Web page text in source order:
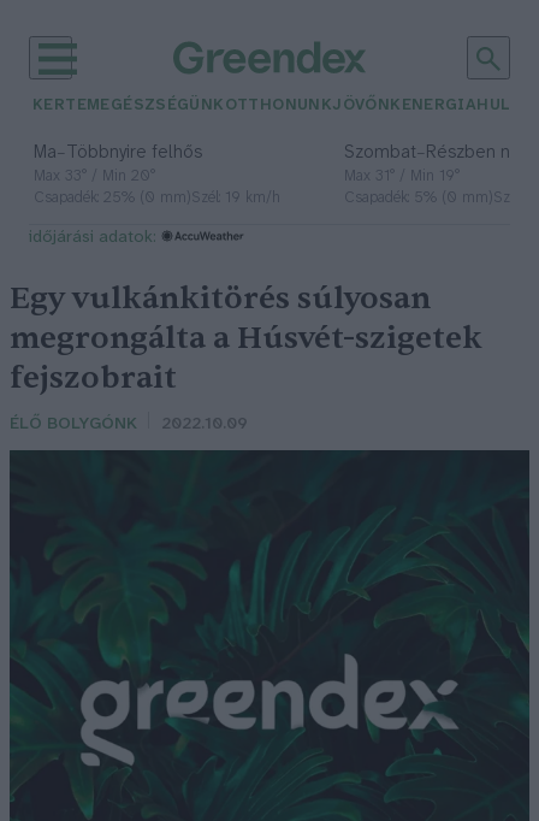
KERTEM EGÉSZSÉGÜNK OTTHONUNKJÖVŐNK ENERGIA
Ma– Többnyire felhős
Max 33° / Min 20°
Csapadék: 25% (0 mm)Szél: 19 km/h
Szombat– Részben
Max 31° / Min 19°
Csapadék: 5% (0 mm)Szél:
időjárási adatok:
Egy vulkánkitörés súlyosan
megrongálta a Húsvét-szigetek
fejszobrait
ÉLŐ BOLYGÓNK 2022.10.09